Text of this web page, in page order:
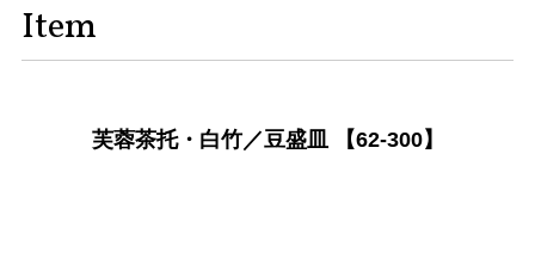
Item
芙蓉茶托・白竹／豆盛皿 【62-300】